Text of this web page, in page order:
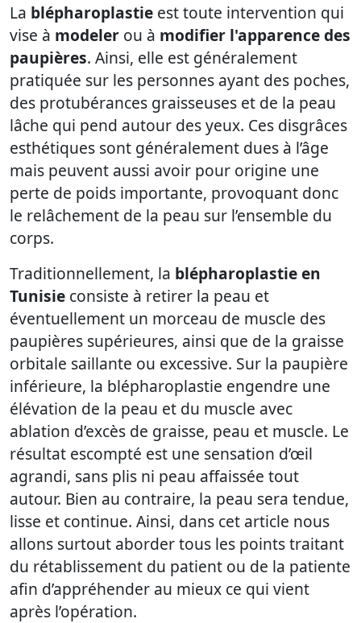
La blépharoplastie est toute intervention qui
vise à modeler ou à modifier l'apparence des
paupières. Ainsi, elle est généralement
pratiquée sur les personnes ayant des poches,
des protubérances graisseuses et de la peau
lâche qui pend autour des yeux. Ces disgrâces
esthétiques sont généralement dues à l’âge
mais peuvent aussi avoir pour origine une
perte de poids importante, provoquant donc
le relâchement de la peau sur l’ensemble du
corps.
Traditionnellement, la blépharoplastie en
Tunisie consiste à retirer la peau et
éventuellement un morceau de muscle des
paupières supérieures, ainsi que de la graisse
orbitale saillante ou excessive. Sur la paupière
inférieure, la blépharoplastie engendre une
élévation de la peau et du muscle avec
ablation d’excès de graisse, peau et muscle. Le
résultat escompté est une sensation d’œil
agrandi, sans plis ni peau affaissée tout
autour. Bien au contraire, la peau sera tendue,
lisse et continue. Ainsi, dans cet article nous
allons surtout aborder tous les points traitant
du rétablissement du patient ou de la patiente
afin d’appréhender au mieux ce qui vient
après l’opération.